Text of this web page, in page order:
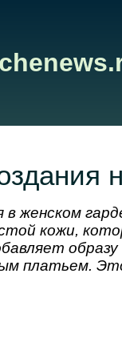
в женском
кожи,
платьем.